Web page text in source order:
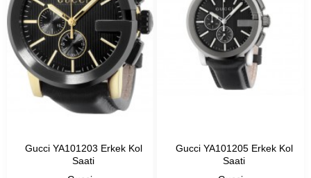
Gucci YA101203 Erkek Kol
Saati
Gucci YA101205 Erkek Kol
Saati